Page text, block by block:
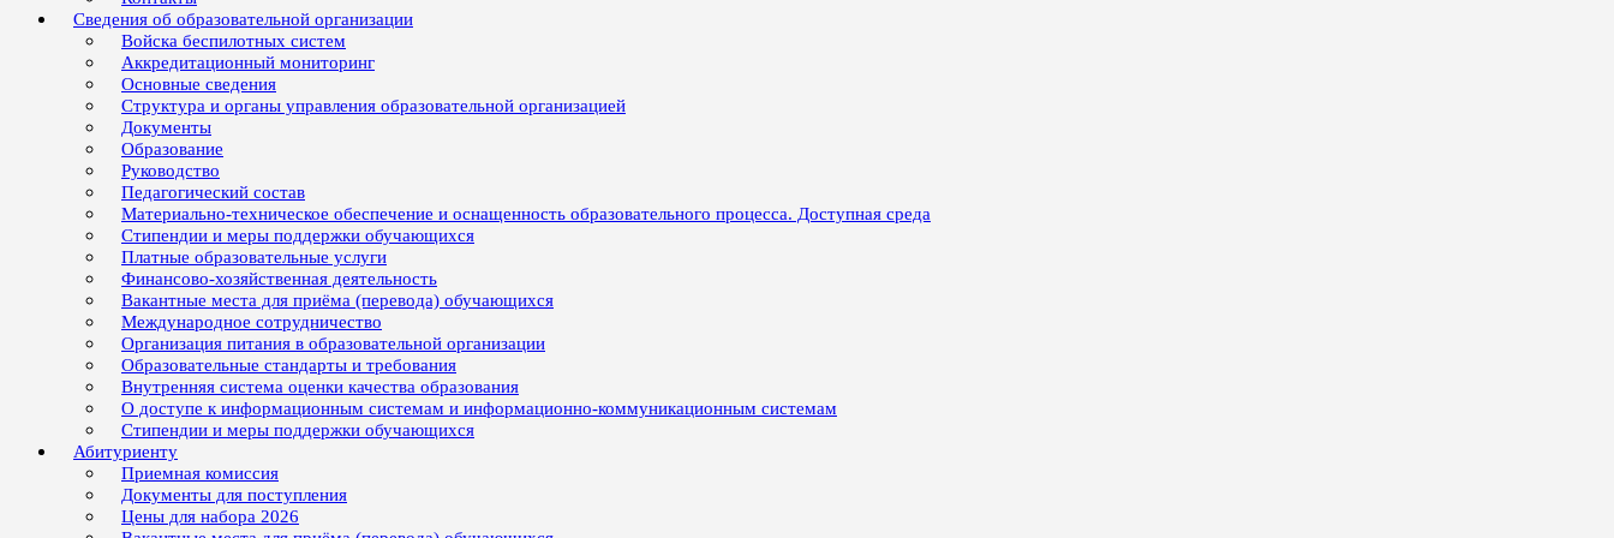
Сведения об образовательной организации
Войска беспилотных систем
Аккредитационный мониторинг
Основные сведения
Структура и органы управления образовательной организацией
Документы
Образование
Руководство
Педагогический состав
Материально-техническое обеспечение и оснащенность образовательного процесса. Доступная среда
Стипендии и меры поддержки обучающихся
Платные образовательные услуги
Финансово-хозяйственная деятельность
Вакантные места для приёма (перевода) обучающихся
Международное сотрудничество
Организация питания в образовательной организации
Образовательные стандарты и требования
Внутренняя система оценки качества образования
О доступе к информационным системам и информационно-коммуникационным системам
Стипендии и меры поддержки обучающихся
Абитуриенту
Приемная комиссия
Документы для поступления
Цены для набора 2026